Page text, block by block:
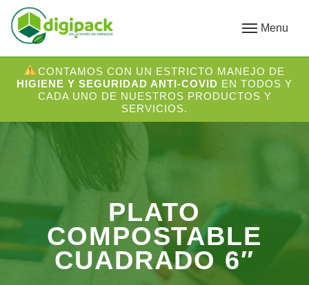
Menu
CONTAMOS CON UN ESTRICTO MANEJO DE
HIGIENE Y SEGURIDAD ANTI-COVID EN TODOS Y
CADA UNO DE NUESTROS PRODUCTOS Y
SERVICIOS.
PLATO
COMPOSTABLE
CUADRADO 6″